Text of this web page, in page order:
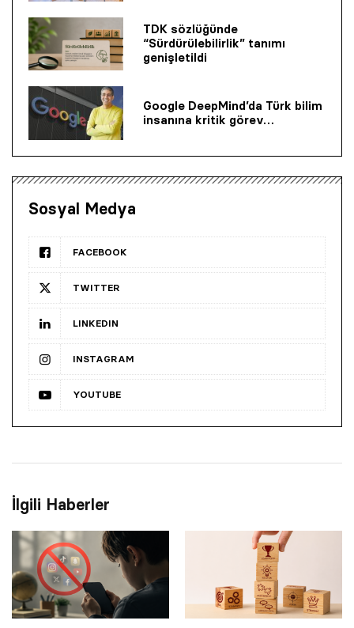
TDK sözlüğünde
“Sürdürülebilirlik” tanımı
genişletildi
Google DeepMind’da Türk bilim
insanına kritik görev…
Sosyal Medya
FACEBOOK
TWITTER
LINKEDIN
INSTAGRAM
YOUTUBE
İlgili Haberler